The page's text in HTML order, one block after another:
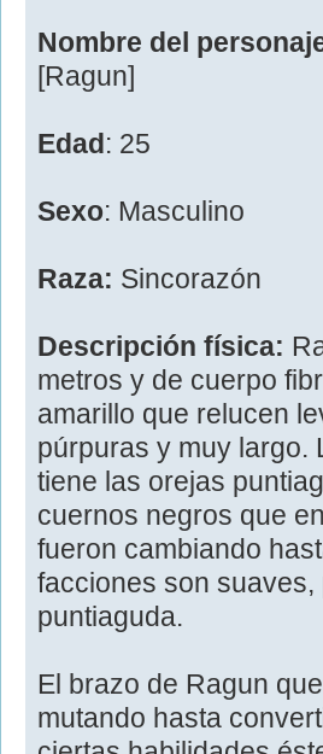
Nombre del
[Ragun]
Edad : 25
Sexo: Masculino
Raza: Sincorazón
Descripción física:
metros y de cuerpo
amarillo que relucen
púrpuras y muy largo.
tiene las orejas
cuernos negros que
fueron cambiando
facciones son
puntiaguda.
El brazo de Ragun
mutando hasta